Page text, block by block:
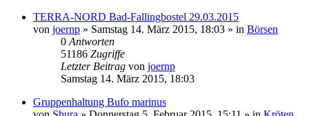
TERRA-NORD Bad-Fallingbostel 29.03.2015
von joernp » Samstag 14. März 2015, 18:03 » in Börsen
0 Antworten
51186 Zugriffe
Letzter Beitrag von joernp
Samstag 14. März 2015, 18:03
Gruppenhaltung Bufo marinus